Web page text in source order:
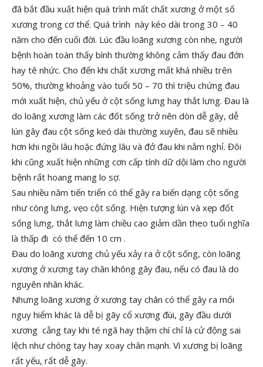
đã bắt đầu xuất hiện quá trình mất chất xương ở một số
xương trong cơ thể. Quá trình này kéo dài trong 30 – 40
năm cho đến cuối đời. Lúc đầu loãng xương còn nhẹ, người
bệnh hoàn toàn thấy bình thường không cảm thấy đau đớn
hay tê nhức. Cho đến khi chất xương mất khá nhiều trên
50%, thường khoảng vào tuổi 50 – 70 thì triệu chứng đau
mới xuất hiện, chủ yếu ở cột sống lưng hay thắt lưng. Đau là
do loãng xương làm các đốt sống trở nên dòn dễ gãy, dễ
lún gây đau cột sống keó dài thường xuyên, đau sẽ nhiều
hơn khi ngồi lâu hoặc đứng lâu và đở đau khi nằm nghỉ. Đôi
khi cũng xuất hiện những cơn cấp tính dữ dội làm cho người
bệnh rất hoang mang lo sợ.
Sau nhiều năm tiến triển có thể gây ra biến dạng cột sống
như còng lưng, vẹo cột sống. Hiện tượng lún và xẹp đốt
sống lưng, thắt lưng làm chiều cao giảm dần theo tuổi nghĩa
là thấp đi có thể đến 10 cm .
Đau do loãng xương chủ yếu xảy ra ở cột sống, còn loãng
xương ở xương tay chân không gây đau, nếu có đau là do
nguyên nhân khác.
Nhưng loãng xương ở xương tay chân có thể gây ra mối
nguy hiểm khác là dễ bị gãy cổ xương đùi, gãy đầu dưới
xương cẳng tay khi té ngã hay thậm chí chỉ là cử động sai
lệch như chóng tay hay xoay chân mạnh. Vì xương bị loãng
rất yếu, rất dễ gãy.